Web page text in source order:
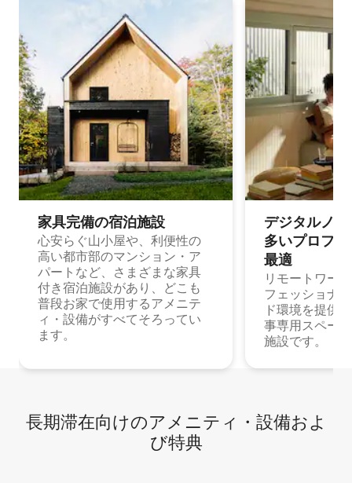
家具完備の宿⁠泊⁠施⁠設
心安らぐ山小屋や、利便性の
高い都市部のマンション・ア
パートなど、さまざまな家具
付き宿泊施設があり、どこも
普段お家で使用するアメニテ
ィ・設備がすべてそろってい
ます。
デジタルノ
多⁠いプ⁠ロ⁠フ⁠
最⁠適
リモートワー
フェッショナ
ド環境を提供
事専用スペー
施設です。
長期滞在向け⁠のア⁠メ⁠ニ⁠テ⁠ィ⁠・設⁠備⁠およ
び特⁠典